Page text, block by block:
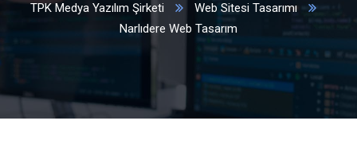
TPK Medya Yazılım Şirketi
Web Sitesi Tasarımı
Narlıdere Web Tasarım